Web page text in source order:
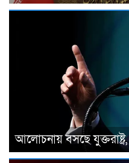
আলোচনায় বসছে যুক্তরাষ্ট্র,